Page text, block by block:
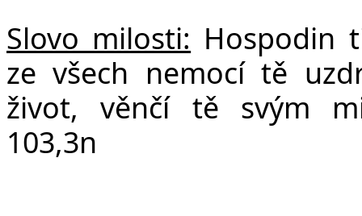
Slovo milosti: Hospodin
ze všech nemocí tě
život, věnčí tě svým
103,3n